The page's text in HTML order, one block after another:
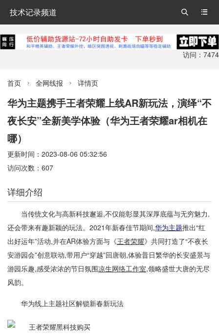
技术记录频道 

访问：7474
首页  全网线报  详情页
华为主题携手王者荣耀上线AR新玩法，演绎“不
夜长安”全新美学体验（华为王者荣耀ar相机在
哪）
更新时间：2023-08-06 05:32:56
访问次数：607
详细介绍
当传统文化与高新科技邂逅,不仅能彰显其深厚底蕴与无穷魅力,
还会带来有趣新颖的玩法。2021年新春佳节期间,华为主题推出“红
出好运年”活动,并在AR体验方面与《王者荣耀》共同打造了“不夜长
安游园会”创意联动,带用户“穿越”回唐朝,体验昔日繁华的长安盛景与
游园乐趣,感受浓浓的节日氛围凉生网络工作室,领略盛世大唐的无尽
风韵。
华为线上主题社区解锁新春新玩法